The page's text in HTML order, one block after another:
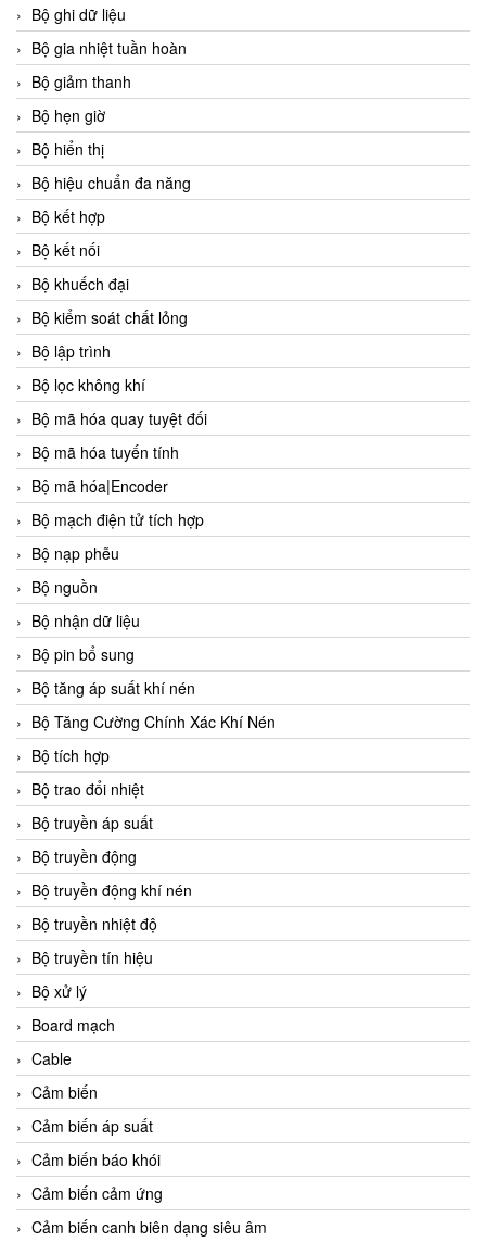
Bộ ghi dữ liệu
Bộ gia nhiệt tuần hoàn
Bộ giảm thanh
Bộ hẹn giờ
Bộ hiển thị
Bộ hiệu chuẩn đa năng
Bộ kết hợp
Bộ kết nối
Bộ khuếch đại
Bộ kiểm soát chất lỏng
Bộ lập trình
Bộ lọc không khí
Bộ mã hóa quay tuyệt đối
Bộ mã hóa tuyến tính
Bộ mã hóa|Encoder
Bộ mạch điện tử tích hợp
Bộ nạp phễu
Bộ nguồn
Bộ nhận dữ liệu
Bộ pin bổ sung
Bộ tăng áp suất khí nén
Bộ Tăng Cường Chính Xác Khí Nén
Bộ tích hợp
Bộ trao đổi nhiệt
Bộ truyền áp suất
Bộ truyền động
Bộ truyền động khí nén
Bộ truyền nhiệt độ
Bộ truyền tín hiệu
Bộ xử lý
Board mạch
Cable
Cảm biến
Cảm biến áp suất
Cảm biến báo khói
Cảm biến cảm ứng
Cảm biến canh biên dạng siêu âm